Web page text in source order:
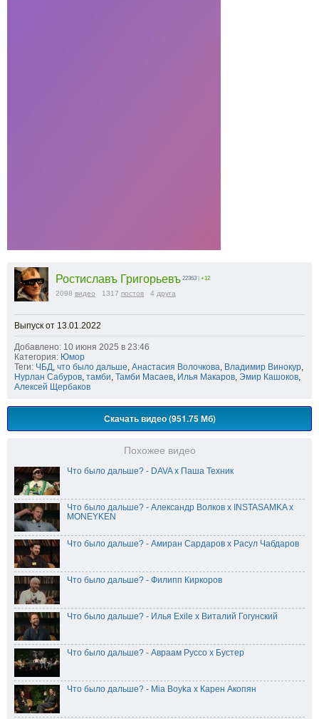
Ростиславъ Григорьевъ 22363 | +12
2098 видео 1317 постов 4 друга
Выпуск от 13.01.2022
Добавлено: 10 июня 2025 в 23:46
Категория: Юмор
Теги: ЧБД что было дальше Анастасия Волочкова Владимир Винокур
Нурлан Сабуров тамби Тамби Масаев Илья Макаров Эмир Кашоков
Алексей Щербаков
Скачать видео (951.75 Мб)
Похожее видео
Что было дальше? - DAVA х Паша Техник
Что было дальше? - Александр Волков x INSTASAMKA x
MONEYKEN
Что было дальше? - Амиран Сардаров х Расул Чабдаров
Что было дальше? - Филипп Киркоров
Что было дальше? - Илья Exile x Виталий Гогунский
Что было дальше? - Авраам Руссо х Бустер
Что было дальше? - Mia Boyka х Карен Акопян